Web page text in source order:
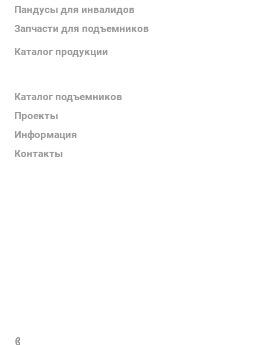
Пандусы для инвалидов
Запчасти для подъемников
Каталог продукции
Каталог подъемников
Проекты
Информация
Контакты